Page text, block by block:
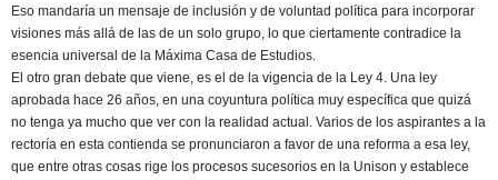
Eso mandaría un mensaje de inclusión y de voluntad política para incorporar
visiones más allá de las de un solo grupo, lo que ciertamente contradice la
esencia universal de la Máxima Casa de Estudios.
El otro gran debate que viene, es el de la vigencia de la Ley 4. Una ley
aprobada hace 26 años, en una coyuntura política muy específica que quizá
no tenga ya mucho que ver con la realidad actual. Varios de los aspirantes a la
rectoría en esta contienda se pronunciaron a favor de una reforma a esa ley,
que entre otras cosas rige los procesos sucesorios en la Unison y establece